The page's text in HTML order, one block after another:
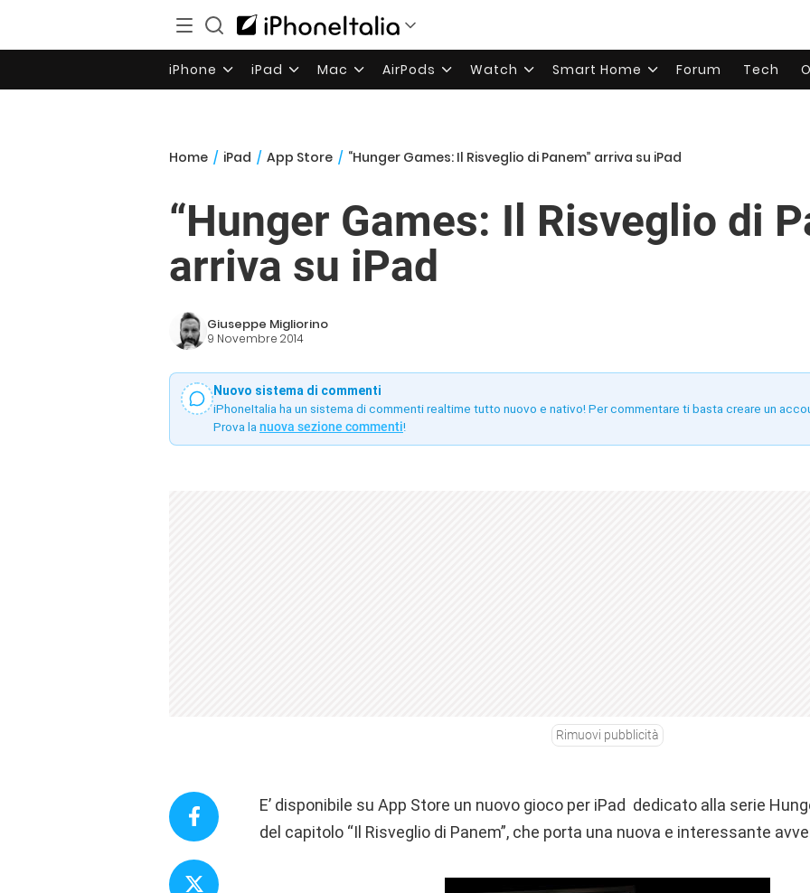
iPhone iPad Mac AirPods Watch Smart Home Forum Tech
Home / iPad / App Store / “Hunger Games: Il Risveglio di Panem” arriva su iPad
“Hunger Games: Il Risveglio di
arriva su iPad
Giuseppe Migliorino
9 Novembre 2014
Nuovo sistema di commenti
iPhoneItalia ha un sistema di commenti realtime tutto nuovo e nativo! Per commentare ti basta creare un
Prova la nuova sezione commenti!
Rimuovi pubblicità
E’ disponibile su App Store un nuovo gioco per iPad dedicato alla serie
del capitolo “Il Risveglio di Panem”, che porta una nuova e interessante